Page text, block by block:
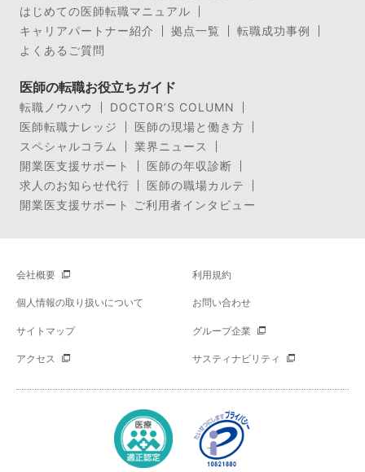
はじめての医師転職マニュアル
キャリアパートナー紹介
拠点一覧
転職成功事例
よくあるご質問
医師の転職お役立ちガイド
転職ノウハウ
DOCTOR’S COLUMN
医師転職ナレッジ
医師の現場と働き方
スペシャルコラム
業界ニュース
開業医支援サポート
医師の年収診断
求人のお知らせ代行
医師の職場カルテ
開業医支援サポート ご利用者インタビュー
会社概要 利用規約
個人情報の取り扱いについて お問い合わせ
サイトマップ グループ企業
アクセス サスティナビリティ